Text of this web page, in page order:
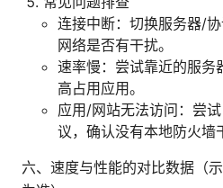
连接中断：切换服务器/
网络是否有干扰。
速率慢：尝试靠近的服务
高占用应用。
应用/网站无法访问：尝
议，确认没有本地防火墙
六、速度与性能的对比数据（